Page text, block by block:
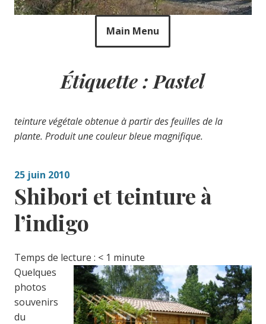
Main Menu
Étiquette : Pastel
teinture végétale obtenue à partir des feuilles de la
plante. Produit une couleur bleue magnifique.
25 juin 2010
Shibori et teinture à
l’indigo
Temps de lecture : < 1 minute
Quelques
photos
souvenirs
du